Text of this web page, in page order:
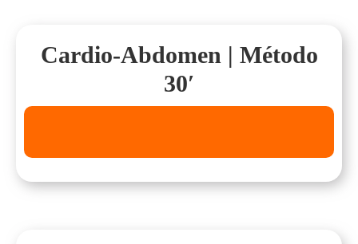
Cardio-Abdomen | Método
30′